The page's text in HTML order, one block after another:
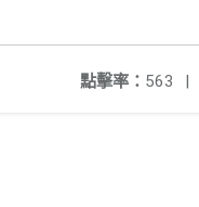
點擊率： 563 |